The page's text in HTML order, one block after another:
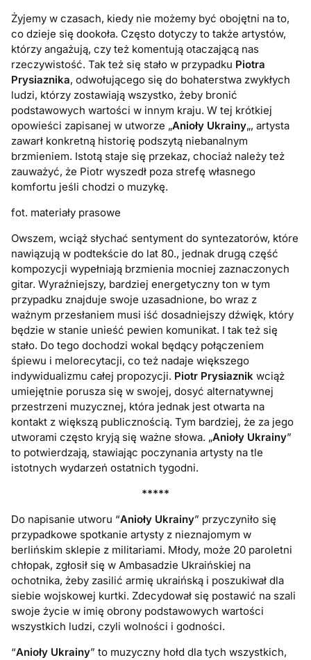
Żyjemy w czasach, kiedy nie możemy być obojętni na to,
co dzieje się dookoła. Często dotyczy to także artystów,
którzy angażują, czy też komentują otaczającą nas
rzeczywistość. Tak też się stało w przypadku Piotra
Prysiaznika, odwołującego się do bohaterstwa zwykłych
ludzi, którzy zostawiają wszystko, żeby bronić
podstawowych wartości w innym kraju. W tej krótkiej
opowieści zapisanej w utworze „Anioły Ukrainy„, artysta
zawarł konkretną historię podszytą niebanalnym
brzmieniem. Istotą staje się przekaz, chociaż należy też
zauważyć, że Piotr wyszedł poza strefę własnego
komfortu jeśli chodzi o muzykę.
fot. materiały prasowe
Owszem, wciąż słychać sentyment do syntezatorów, które
nawiązują w podtekście do lat 80., jednak drugą część
kompozycji wypełniają brzmienia mocniej zaznaczonych
gitar. Wyraźniejszy, bardziej energetyczny ton w tym
przypadku znajduje swoje uzasadnione, bo wraz z
ważnym przesłaniem musi iść dosadniejszy dźwięk, który
będzie w stanie unieść pewien komunikat. I tak też się
stało. Do tego dochodzi wokal będący połączeniem
śpiewu i melorecytacji, co też nadaje większego
indywidualizmu całej propozycji. Piotr Prysiaznik wciąż
umiejętnie porusza się w swojej, dosyć alternatywnej
przestrzeni muzycznej, która jednak jest otwarta na
kontakt z większą publicznością. Tym bardziej, że za jego
utworami często kryją się ważne słowa. „Anioły Ukrainy”
to potwierdzają, stawiając poczynania artysty na tle
istotnych wydarzeń ostatnich tygodni.
*****
Do napisanie utworu “Anioły Ukrainy” przyczyniło się
przypadkowe spotkanie artysty z nieznajomym w
berlińskim sklepie z militariami. Młody, może 20 paroletni
chłopak, zgłosił się w Ambasadzie Ukraińskiej na
ochotnika, żeby zasilić armię ukraińską i poszukiwał dla
siebie wojskowej kurtki. Zdecydował się postawić na szali
swoje życie w imię obrony podstawowych wartości
wszystkich ludzi, czyli wolności i godności.
“Anioły Ukrainy” to muzyczny hołd dla tych wszystkich,